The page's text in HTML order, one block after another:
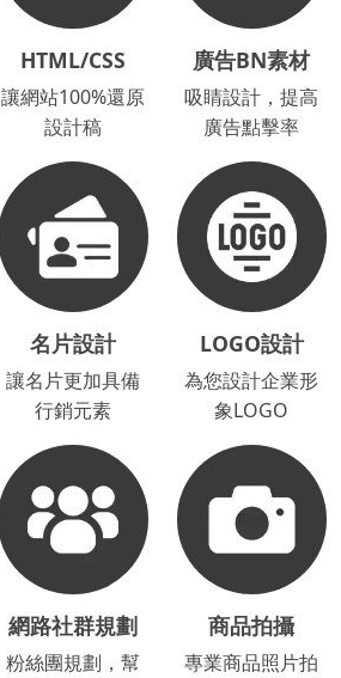
HTML/CSS
讓網站100%還原
設計稿
廣告BN素材
吸睛設計，提高
廣告點擊率
名片設計
讓名片更加具備
行銷元素
LOGO設計
為您設計企業形
象LOGO
網路社群規劃
粉絲團規劃，幫
商品拍攝
專業商品照片拍